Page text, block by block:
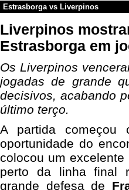
Estrasborgavs Liverpinos
Liverpinos
Estrasborga em
Os Liverpinos
jogadas de grande
decisivos, acabando
último terço.
A partida começou
oportunidade do
colocou um
perto da linha final
grande defesa de